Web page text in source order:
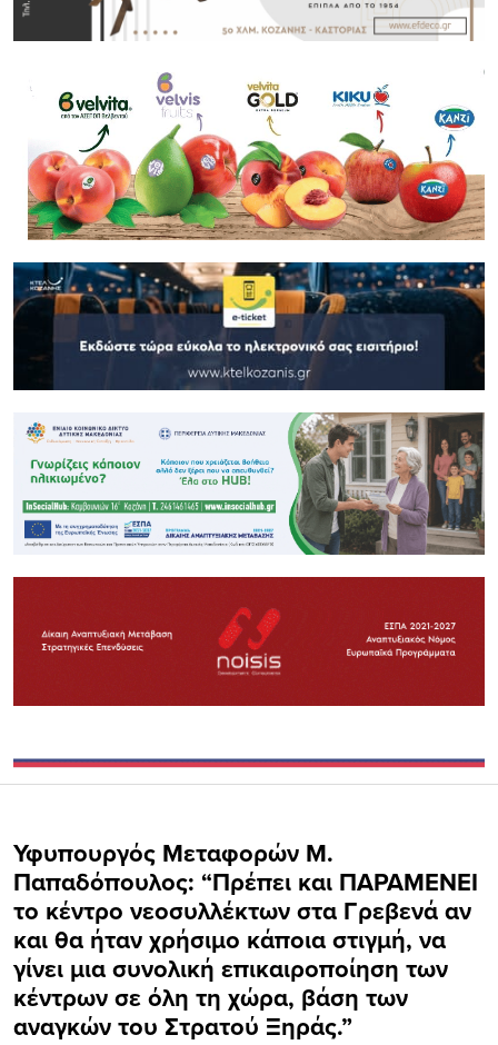
Υφυπουργός Μεταφορών Μ.
Παπαδόπουλος: “Πρέπει και ΠΑΡΑΜΕΝΕΙ
το κέντρο νεοσυλλέκτων στα Γρεβενά αν
και θα ήταν χρήσιμο κάποια στιγμή, να
γίνει μια συνολική επικαιροποίηση των
κέντρων σε όλη τη χώρα, βάση των
αναγκών του Στρατού Ξηράς.”